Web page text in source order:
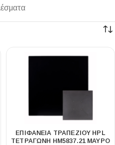
ΕΠΙΦΑΝΕΙΑ ΤΡΑΠΕΖΙΟΥ HPL
ΤΕΤΡΑΓΩΝΗ HM5837.21 ΜΑΥΡΟ